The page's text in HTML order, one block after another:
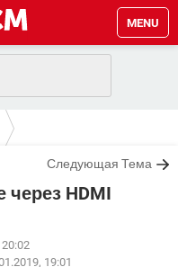
MENU
10
Следующая Тема
через HDMI
19:01